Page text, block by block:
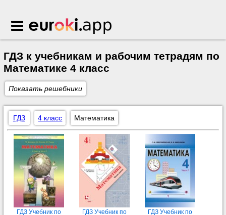
Euroki.app
ГДЗ к учебникам и рабочим тетрадям по
Математике 4 класс
Показать решебники
ГДЗ 4 класс Математика
ГДЗ Учебник по
ГДЗ Учебник по
ГДЗ Учебник по